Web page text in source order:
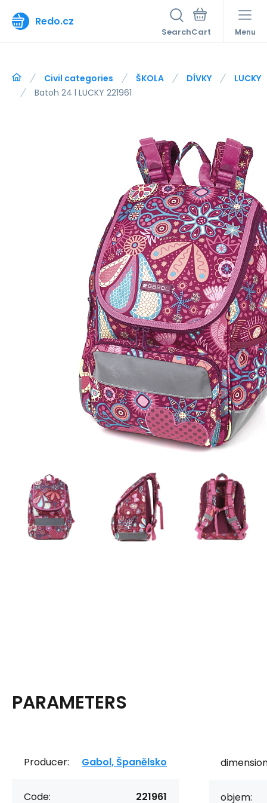
Redo.cz
Search Menu
Civil categories ŠKOLA DÍVKY
LUCKY
Batoh 24 l LUCKY 221961
PARAMETERS
Producer: Gabol, Španělsko
Code: 221961 objem: